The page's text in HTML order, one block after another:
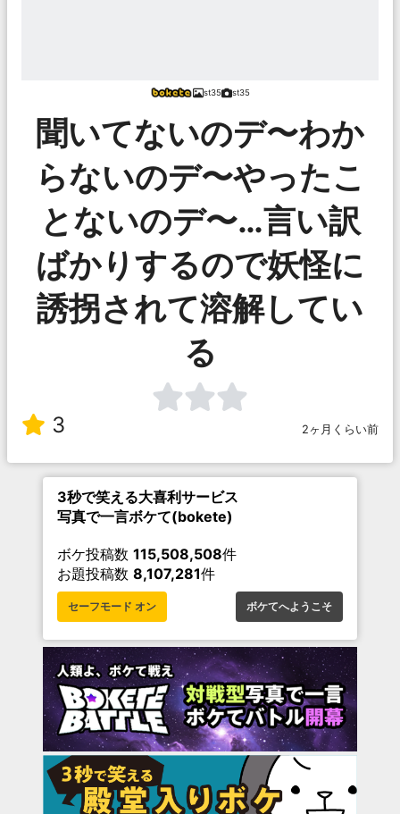
st35 st35
聞いてないのデ〜わか
らないのデ〜やったこ
とないのデ〜…言い訳
ばかりするので妖怪に
誘拐されて溶解してい
る
3 2ヶ月くらい前
3秒で笑える大喜利サービス
写真で一言ボケて(bokete)
ボケ投稿数 115,508,508件
お題投稿数 8,107,281件
セーフモード オン ボケてへようこそ